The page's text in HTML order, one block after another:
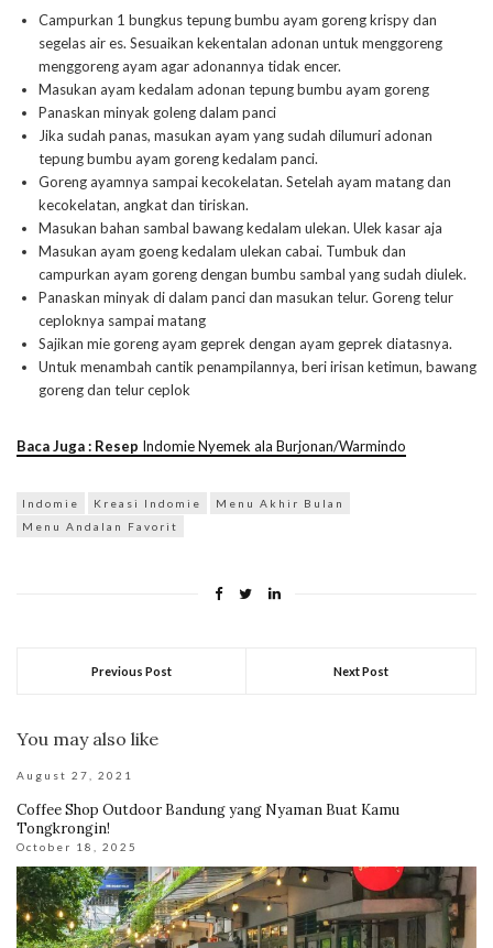
Campurkan 1 bungkus tepung bumbu ayam goreng krispy dan
segelas air es. Sesuaikan kekentalan adonan untuk menggoreng
menggoreng ayam agar adonannya tidak encer.
Masukan ayam kedalam adonan tepung bumbu ayam goreng
Panaskan minyak goleng dalam panci
Jika sudah panas, masukan ayam yang sudah dilumuri adonan
tepung bumbu ayam goreng kedalam panci.
Goreng ayamnya sampai kecokelatan. Setelah ayam matang dan
kecokelatan, angkat dan tiriskan.
Masukan bahan sambal bawang kedalam ulekan. Ulek kasar aja
Masukan ayam goeng kedalam ulekan cabai. Tumbuk dan
campurkan ayam goreng dengan bumbu sambal yang sudah diulek.
Panaskan minyak di dalam panci dan masukan telur. Goreng telur
ceploknya sampai matang
Sajikan mie goreng ayam geprek dengan ayam geprek diatasnya.
Untuk menambah cantik penampilannya, beri irisan ketimun, bawang
goreng dan telur ceplok
Baca Juga : Resep Indomie Nyemek ala Burjonan/Warmindo
Indomie Kreasi Indomie
Menu Akhir Bulan
Menu Andalan Favorit
Previous Post Next Post
You may also like
August 27, 2021
Coffee Shop Outdoor Bandung yang Nyaman Buat Kamu
Tongkrongin!
October 18, 2025